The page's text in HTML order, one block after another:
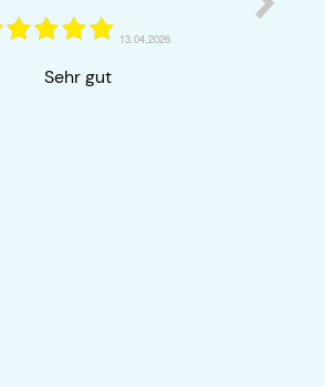
äußerst gering!